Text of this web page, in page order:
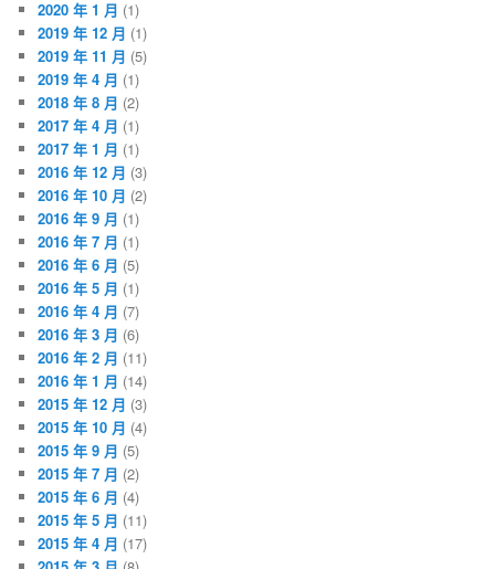
2020 年 1 月 (1)
2019 年 12 月 (1)
2019 年 11 月 (5)
2019 年 4 月 (1)
2018 年 8 月 (2)
2017 年 4 月 (1)
2017 年 1 月 (1)
2016 年 12 月 (3)
2016 年 10 月 (2)
2016 年 9 月 (1)
2016 年 7 月 (1)
2016 年 6 月 (5)
2016 年 5 月 (1)
2016 年 4 月 (7)
2016 年 3 月 (6)
2016 年 2 月 (11)
2016 年 1 月 (14)
2015 年 12 月 (3)
2015 年 10 月 (4)
2015 年 9 月 (5)
2015 年 7 月 (2)
2015 年 6 月 (4)
2015 年 5 月 (11)
2015 年 4 月 (17)